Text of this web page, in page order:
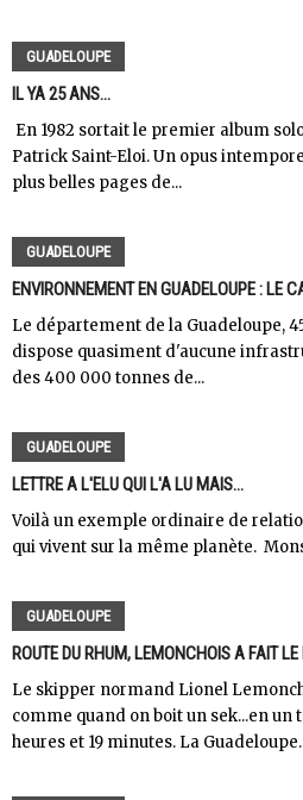
GUADELOUPE
IL YA 25 ANS...
En 1982 sortait le premier album
Patrick Saint-Eloi. Un opus
plus belles pages de...
GUADELOUPE
ENVIRONNEMENT EN GUADELOUPE : LE
Le département de la Guadeloupe,
dispose quasiment d'aucune
des 400 000 tonnes de...
GUADELOUPE
LETTRE A L'ELU QUI L'A LU MAIS...
Voilà un exemple ordinaire de
qui vivent sur la même planète.
GUADELOUPE
ROUTE DU RHUM, LEMONCHOIS A FAIT
Le skipper normand Lionel
comme quand on boit un sek...en un
heures et 19 minutes. La